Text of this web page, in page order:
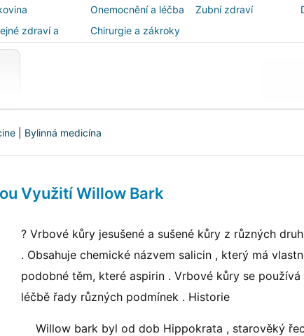
Onemocnění a léčba Zubní zdraví
zdraví a
Chirurgie a zákroky
Bylinná medicína
Využití Willow Bark
? Vrbové kůry jesušené a sušené kůry z různých
. Obsahuje chemické názvem salicin , který má
podobné těm, které aspirin . Vrbové kůry se používá
léčbě řady různých podmínek . Historie
Willow bark byl od dob Hippokrata , starověký